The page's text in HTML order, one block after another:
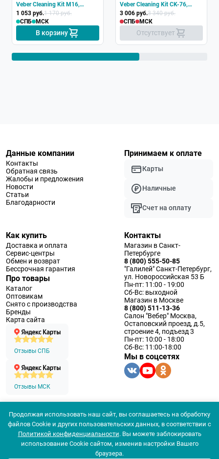
Veber Cleaning Kit M16,
22/5.56 мм
1 053 руб.1 170 руб.
СПБ
МСК
В корзину
Veber Cleaning Kit CK-76,
23pcs
3 006 руб.3 340 руб.
СПБ
МСК
Отсутствует
Данные компании
Контакты
Обратная связь
Жалобы и предложения
Новости
Статьи
Благодарности
Принимаем к оплате
Карты
Наличные
Счет на оплату
Как купить
Доставка и оплата
Сервис-центры
Обмен и возврат
Бессрочная гарантия
Про товары
Каталог
Оптовикам
Снято с производства
Бренды
Карта сайта
Отзывы СПБ
Отзывы МСК
Контакты
Магазин в Санкт-
Петербурге
8 (800) 555-50-85
"Галилей" Санкт-Петербург,
ул. Новороссийская 53 Б
Пн-пт: 11:00 - 19:00
Сб-Вс: выходной
Магазин в Москве
8 (800) 511-13-36
Салон "Вебер" Москва,
Остаповский проезд, д.5,
строение 4, подъезд 3
Пн-пт: 10:00 - 18:00
Сб-Вс: 11:00-18:00
Мы в соцсетях
© 1994 — 2026 ООО «Наблюдательные приборы»
Политика конфеденциальности
Согласие на обработку персональных данных
Согласие использования
Продолжая использовать наш сайт, вы соглашаетесь на обработку
файлов Cookie и других пользовательских данных, в соответствии с
Политикой конфиденциальности. Вы можете заблокировать
использование Cookie сайтом, изменив настройки Вашего
браузера.